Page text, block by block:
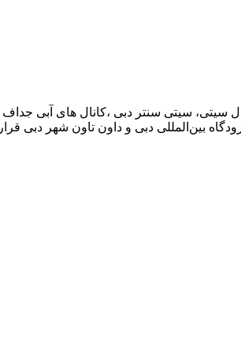
سیتی، سیتی سنتر دبی ،کانال های آبی جداف
بین‌المللی دبی و داون تاون شهر دبی